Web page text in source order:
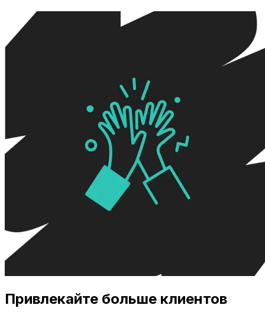
Привлекайте больше клиентов